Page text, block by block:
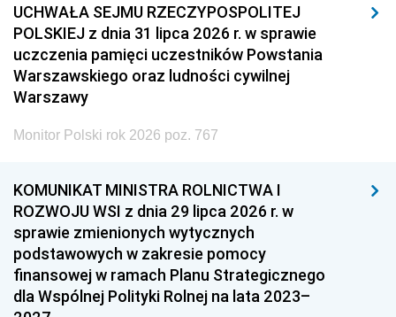
UCHWAŁA SEJMU RZECZYPOSPOLITEJ
POLSKIEJ z dnia 31 lipca 2026 r. w sprawie
uczczenia pamięci uczestników Powstania
Warszawskiego oraz ludności cywilnej
Warszawy
Monitor Polski rok 2026 poz. 767
KOMUNIKAT MINISTRA ROLNICTWA I
ROZWOJU WSI z dnia 29 lipca 2026 r. w
sprawie zmienionych wytycznych
podstawowych w zakresie pomocy
finansowej w ramach Planu Strategicznego
dla Wspólnej Polityki Rolnej na lata 2023–